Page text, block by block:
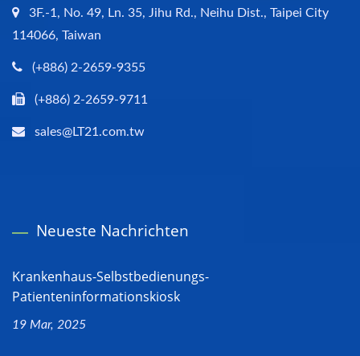
3F.-1, No. 49, Ln. 35, Jihu Rd., Neihu Dist., Taipei City
114066, Taiwan
(+886) 2-2659-9355
(+886) 2-2659-9711
sales@LT21.com.tw
Neueste Nachrichten
Krankenhaus-Selbstbedienungs-
Patienteninformationskiosk
19 Mar, 2025